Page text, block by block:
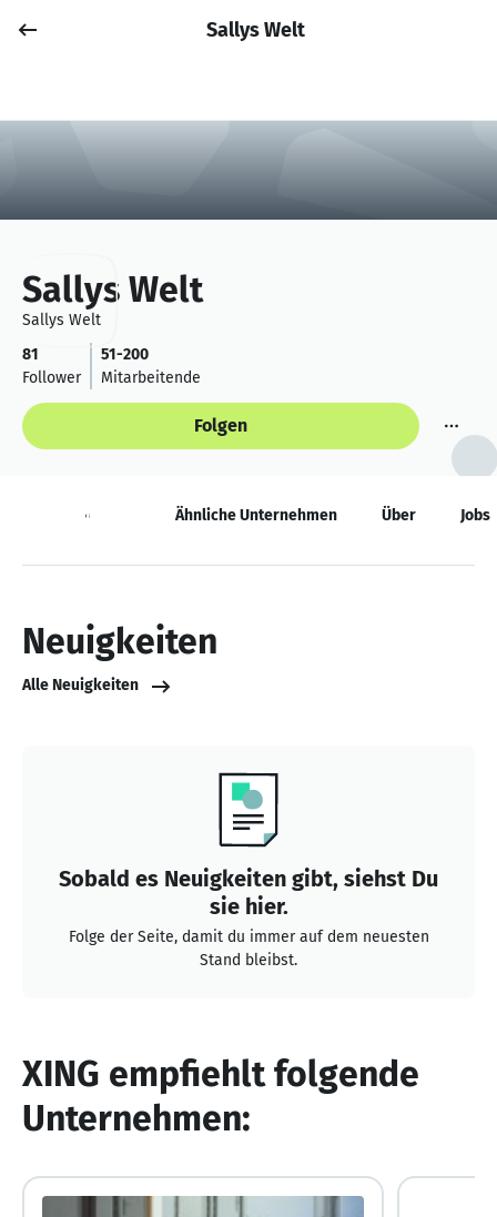
Anmelden
Sallys Welt
Sallys Welt
Sallys Welt
81
Follower
51-200
Mitarbeitende
Folgen
Neuigkeiten Ähnliche Unternehmen Über Jobs
Neuigkeiten
Alle Neuigkeiten
Sobald es Neuigkeiten gibt, siehst Du
sie hier.
Folge der Seite, damit du immer auf dem neuesten
Stand bleibst.
XING empfiehlt folgende
Unternehmen: